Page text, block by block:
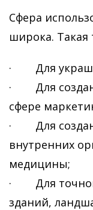
Сфера
широка. Такая
· Для
· Для
сфере
· Для
внутренних
медицины;
· Для
зданий,